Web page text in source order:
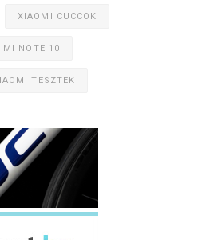
XIAOMI CUCCOK
MI NOTE 10
TESZTEK